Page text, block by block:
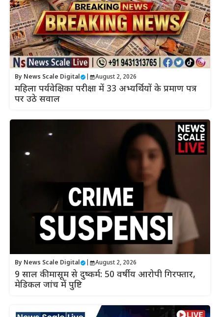
By News Scale Digital August 2, 2026
महिला पर्यवेक्षिका परीक्षा में 33 अभ्यर्थियों के प्रमाण पत्र
पर उठे सवाल
By News Scale Digital August 2, 2026
9 साल की मासूम से दुष्कर्म: 50 वर्षीय आरोपी गिरफ्तार,
मेडिकल जांच में पुष्टि